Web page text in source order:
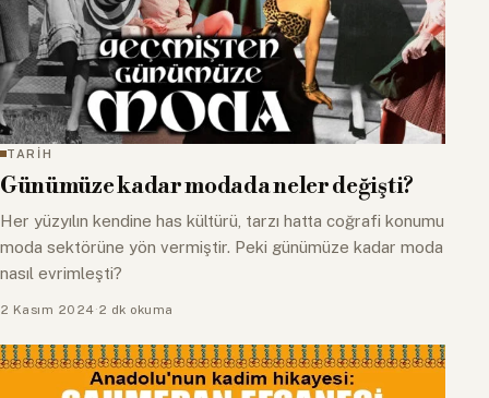
TARİH
Günümüze kadar modada neler değişti?
Her yüzyılın kendine has kültürü, tarzı hatta coğrafi konumu
moda sektörüne yön vermiştir. Peki günümüze kadar moda
nasıl evrimleşti?
2 Kasım 2024·2 dk okuma